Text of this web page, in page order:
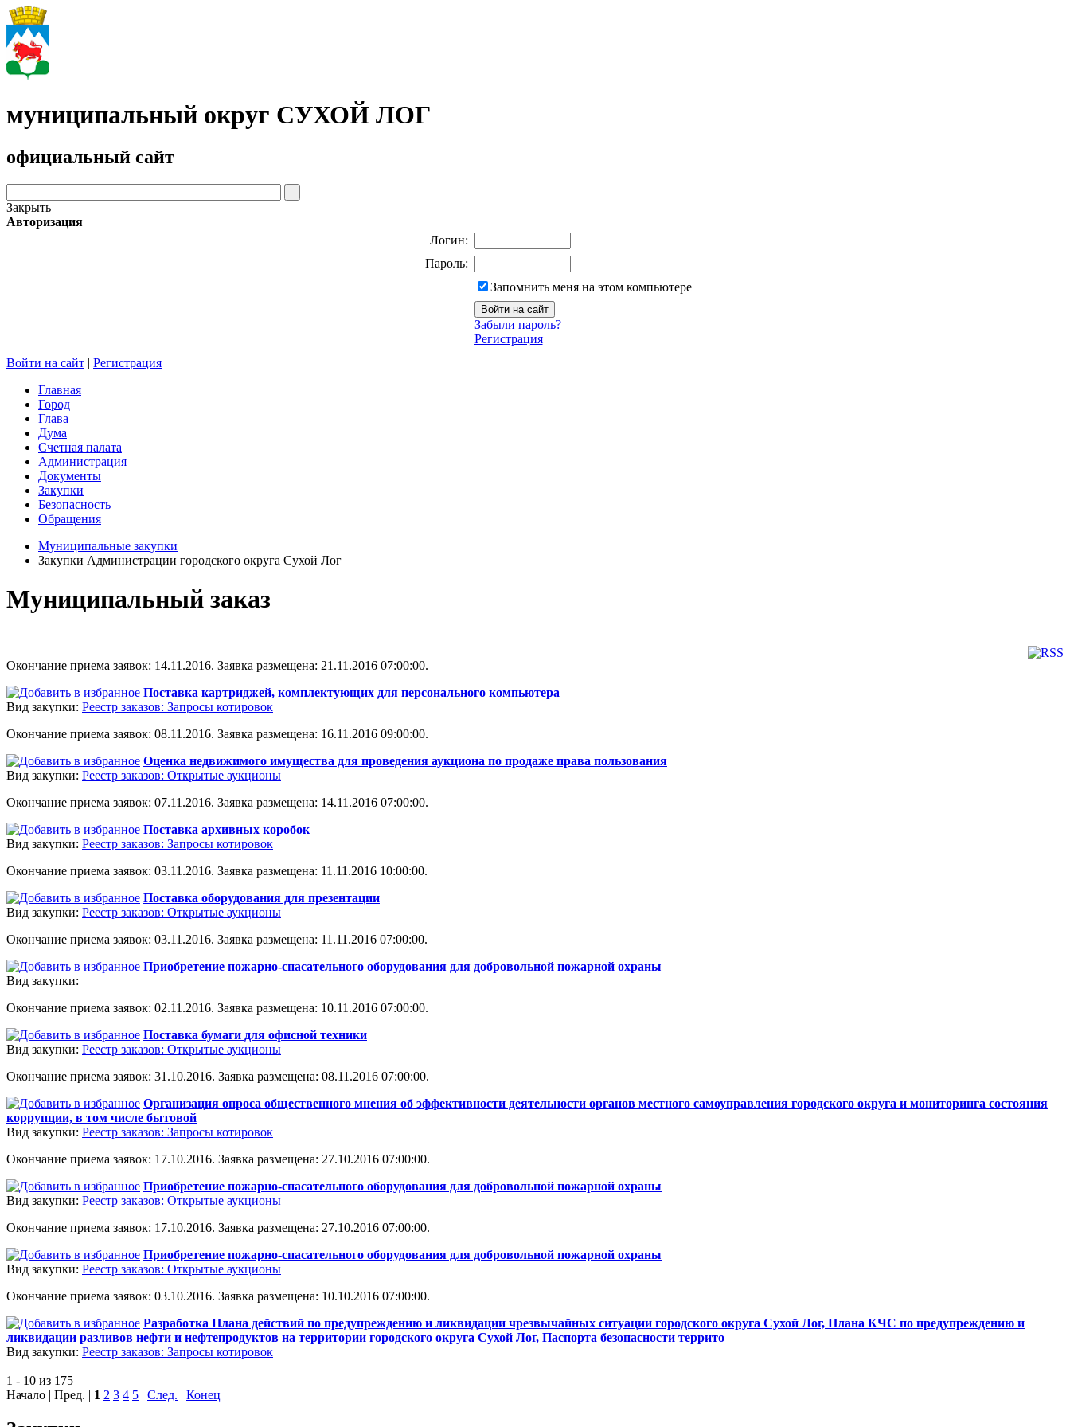
муниципальный округ СУХОЙ ЛОГ
официальный сайт
Закрыть
Авторизация
Логин:
Пароль:
Запомнить меня на этом компьютере
Забыли пароль?
Регистрация
Войти на сайт | Регистрация
Главная
Город
Глава
Дума
Счетная палата
Администрация
Документы
Закупки
Безопасность
Обращения
Муниципальные закупки
Закупки Администрации городского округа Сухой Лог
Муниципальный заказ
Окончание приема заявок: 14.11.2016. Заявка размещена: 21.11.2016 07:00:00.
Поставка картриджей, комплектующих для персонального компьютера
Вид закупки: Реестр заказов: Запросы котировок
Окончание приема заявок: 08.11.2016. Заявка размещена: 16.11.2016 09:00:00.
Оценка недвижимого имущества для проведения аукциона по продаже права пользования
Вид закупки: Реестр заказов: Открытые аукционы
Окончание приема заявок: 07.11.2016. Заявка размещена: 14.11.2016 07:00:00.
Поставка архивных коробок
Вид закупки: Реестр заказов: Запросы котировок
Окончание приема заявок: 03.11.2016. Заявка размещена: 11.11.2016 10:00:00.
Поставка оборудования для презентации
Вид закупки: Реестр заказов: Открытые аукционы
Окончание приема заявок: 03.11.2016. Заявка размещена: 11.11.2016 07:00:00.
Приобретение пожарно-спасательного оборудования для добровольной пожарной охраны
Вид закупки:
Окончание приема заявок: 02.11.2016. Заявка размещена: 10.11.2016 07:00:00.
Поставка бумаги для офисной техники
Вид закупки: Реестр заказов: Открытые аукционы
Окончание приема заявок: 31.10.2016. Заявка размещена: 08.11.2016 07:00:00.
Организация опроса общественного мнения об эффективности деятельности органов местного самоуправления городского округа и мониторинга состояния
коррупции, в том числе бытовой
Вид закупки: Реестр заказов: Запросы котировок
Окончание приема заявок: 17.10.2016. Заявка размещена: 27.10.2016 07:00:00.
Приобретение пожарно-спасательного оборудования для добровольной пожарной охраны
Вид закупки: Реестр заказов: Открытые аукционы
Окончание приема заявок: 17.10.2016. Заявка размещена: 27.10.2016 07:00:00.
Приобретение пожарно-спасательного оборудования для добровольной пожарной охраны
Вид закупки: Реестр заказов: Открытые аукционы
Окончание приема заявок: 03.10.2016. Заявка размещена: 10.10.2016 07:00:00.
Разработка Плана действий по предупреждению и ликвидации чрезвычайных ситуации городского округа Сухой Лог, Плана КЧС по предупреждению и
ликвидации разливов нефти и нефтепродуктов на территории городского округа Сухой Лог, Паспорта безопасности террито
Вид закупки: Реестр заказов: Запросы котировок
1 - 10 из 175
Начало | Пред. | 1 2 3 4 5 | След. | Конец